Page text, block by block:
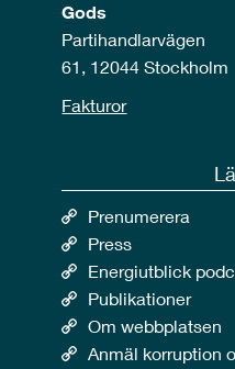
Gods
Partihandlarvägen
61, 12044 Stockholm
Fakturor
Prenumerera
Press
Energiutblick
Publikationer
Om webbplatsen
Anmäl korruption